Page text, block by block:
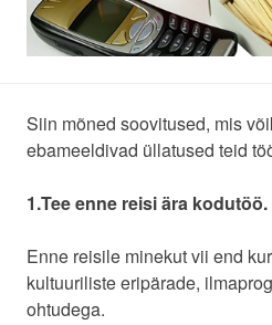
Siin mõned soovitused, mis
ebameeldivad üllatused teid
1.Tee enne reisi ära kodutöö.
Enne reisile minekut vii end
kultuuriliste eripärade,
ohtudega.